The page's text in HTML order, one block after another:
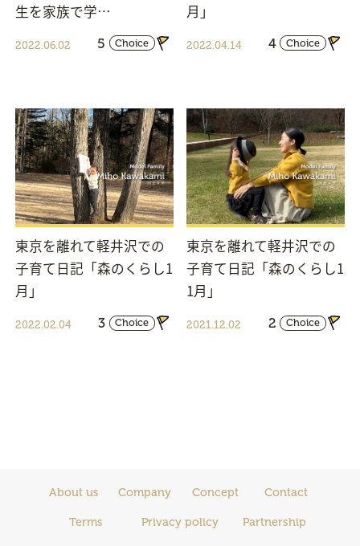
生を家族で学…
2022.06.02 5 Choice
月」
2022.04.14 4 Choice
東京を離れて軽井沢での
子育て日記「森のくらし1
月」
2022.02.04 3 Choice
東京を離れて軽井沢での
子育て日記「森のくらし1
1月」
2021.12.02 2 Choice
About us Company Concept Contact
Terms Privacy policy Partnership